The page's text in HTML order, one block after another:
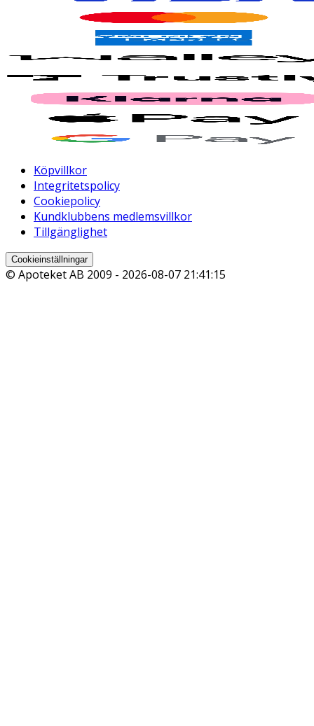
Köpvillkor
Integritetspolicy
Cookiepolicy
Kundklubbens medlemsvillkor
Tillgänglighet
Cookieinställningar
© Apoteket AB 2009 - 2026-08-07 21:41:15